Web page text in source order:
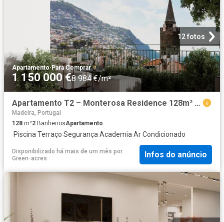
12 fotos
Apartamento·Para Comprar
1 150 000 €8 984 €/m²
Apartamento T2 – Monterosa Residence 128m² Sé funchal
Madeira, Portugal
128 m²2 BanheirosApartamento
·Piscina·Terraço·Segurança·Academia·Ar Condicionado
Disponibilizado há mais de um mês por
Green-acres
Infos do anúncio